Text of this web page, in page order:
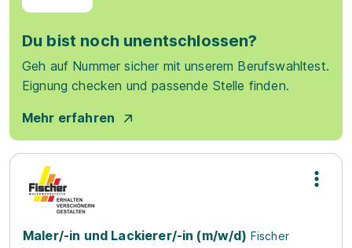
Du bist noch unentschlossen?
Geh auf Nummer sicher mit unserem Berufswahltest.
Eignung checken und passende Stelle finden.
Mehr erfahren
Maler/-in und Lackierer/-in (m/w/d) Fischer